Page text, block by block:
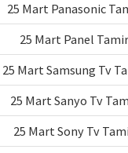
25 Mart Panasonic
25 Mart Panel
25 Mart Samsung Tv
25 Mart Sanyo Tv
25 Mart Sony Tv